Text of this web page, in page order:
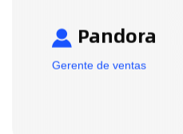
Pandora